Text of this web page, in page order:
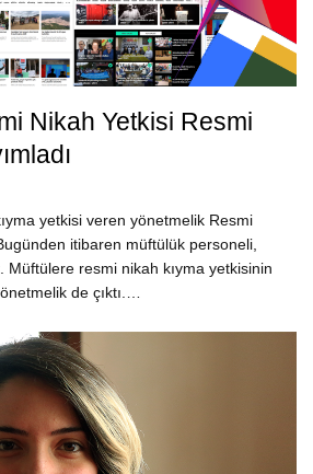
Nikah Yetkisi Resmi
yetkisi veren yönetmelik Resmi
itibaren müftülük personeli,
Müftülere resmi nikah kıyma yetkisinin
de çıktı.…